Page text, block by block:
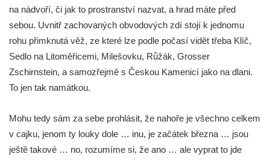
na nádvoří, či jak to prostranství nazvat, a hrad máte před
sebou. Uvnitř zachovaných obvodových zdí stojí k jednomu
rohu přimknutá věž, ze které lze podle počasí vidět třeba Klíč,
Sedlo na Litoměřicemi, Milešovku, Růžák, Grosser
Zschirnstein, a samozřejmě s Českou Kamenicí jako na dlani.
To jen tak namátkou.
Mohu tedy sám za sebe prohlásit, že nahoře je všechno celkem
v cajku, jenom ty louky dole … inu, je začátek března … jsou
ještě takové … no, rozumíme si, že ano … ale vyprat to jde